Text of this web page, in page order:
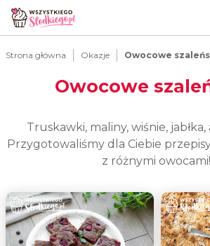
Strona główna Okazje Owocowe
Owocowe
Truskawki, maliny, wiśnie,
Przygotowaliśmy dla Ciebie
z różnymi owocami!